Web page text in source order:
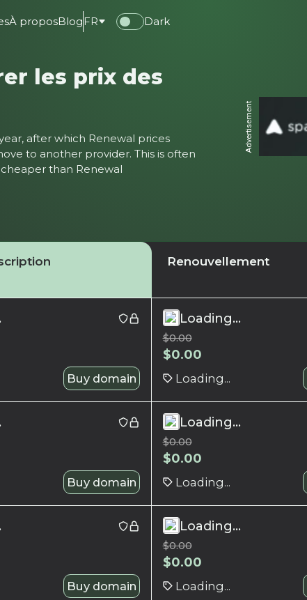
À proposBlog FR Dark
les prix des
after which Renewal prices
to another provider. This is often
than Renewal
Advertisement
Renouvellement
Buy domain
Loading...
$0.00
$0.00
Loading...
Buy domain
Loading...
$0.00
$0.00
Loading...
Buy domain
Loading...
$0.00
$0.00
Loading...